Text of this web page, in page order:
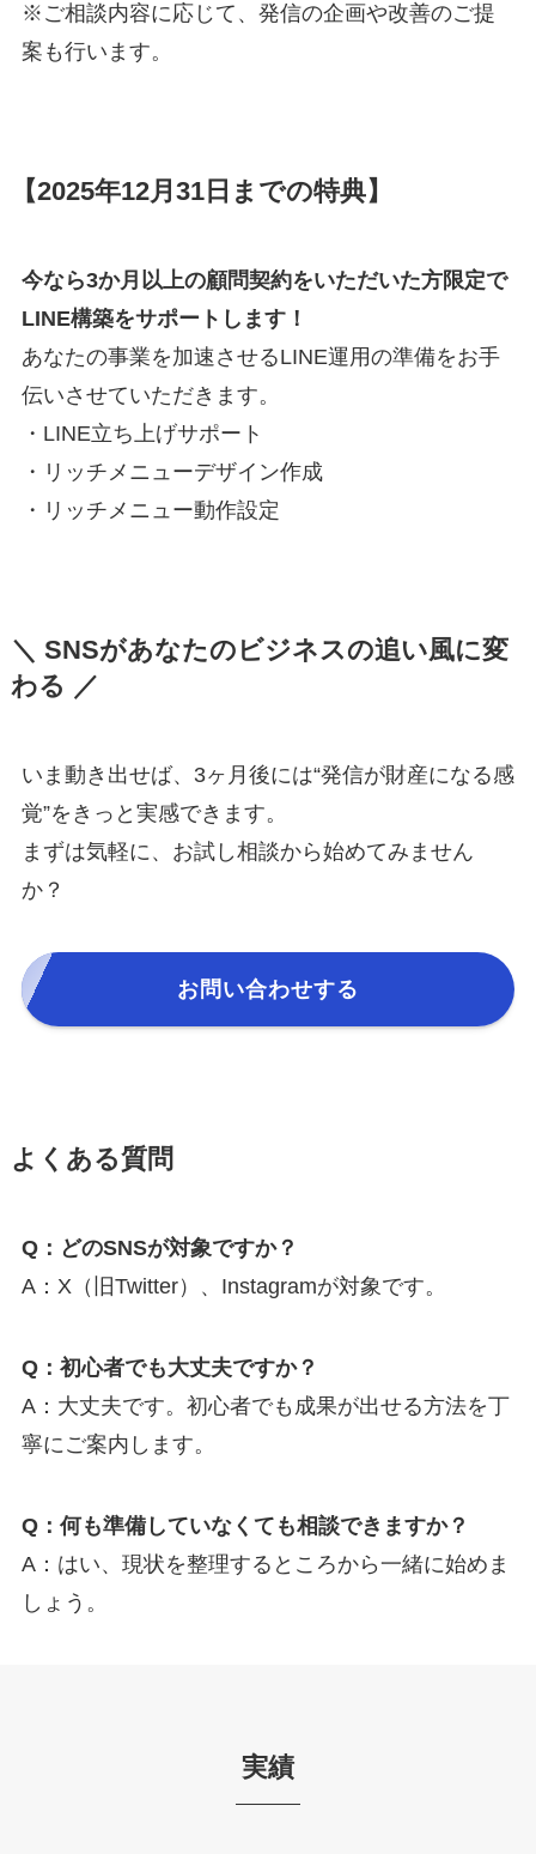
※ご相談内容に応じて、発信の企画や改善のご提
案も行います。
【2025年12月31日までの特典】
今なら3か月以上の顧問契約をいただいた方限定で
LINE構築をサポートします！
あなたの事業を加速させるLINE運用の準備をお手
伝いさせていただきます。
・LINE立ち上げサポート
・リッチメニューデザイン作成
・リッチメニュー動作設定
＼ SNSがあなたのビジネスの追い風に変
わる ／
いま動き出せば、3ヶ月後には“発信が財産になる感
覚”をきっと実感できます。
まずは気軽に、お試し相談から始めてみません
か？
お問い合わせする
よくある質問
Q：どのSNSが対象ですか？
A：X（旧Twitter）、Instagramが対象です。
Q：初心者でも大丈夫ですか？
A：大丈夫です。初心者でも成果が出せる方法を丁
寧にご案内します。
Q：何も準備していなくても相談できますか？
A：はい、現状を整理するところから一緒に始めま
しょう。
実績